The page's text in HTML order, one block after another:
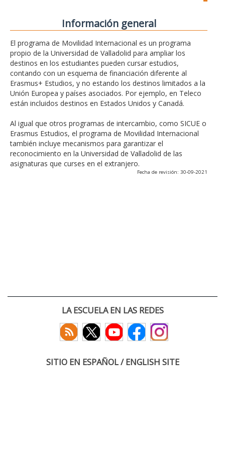
Información general
El programa de Movilidad Internacional es un programa
propio de la Universidad de Valladolid para ampliar los
destinos en los estudiantes pueden cursar estudios,
contando con un esquema de financiación diferente al
Erasmus+ Estudios, y no estando los destinos limitados a la
Unión Europea y países asociados. Por ejemplo, en Teleco
están incluidos destinos en Estados Unidos y Canadá.
Al igual que otros programas de intercambio, como SICUE o
Erasmus Estudios, el programa de Movilidad Internacional
también incluye mecanismos para garantizar el
reconocimiento en la Universidad de Valladolid de las
asignaturas que curses en el extranjero.
Fecha de revisión: 30-09-2021
LA ESCUELA EN LAS REDES
SITIO EN ESPAÑOL / ENGLISH SITE